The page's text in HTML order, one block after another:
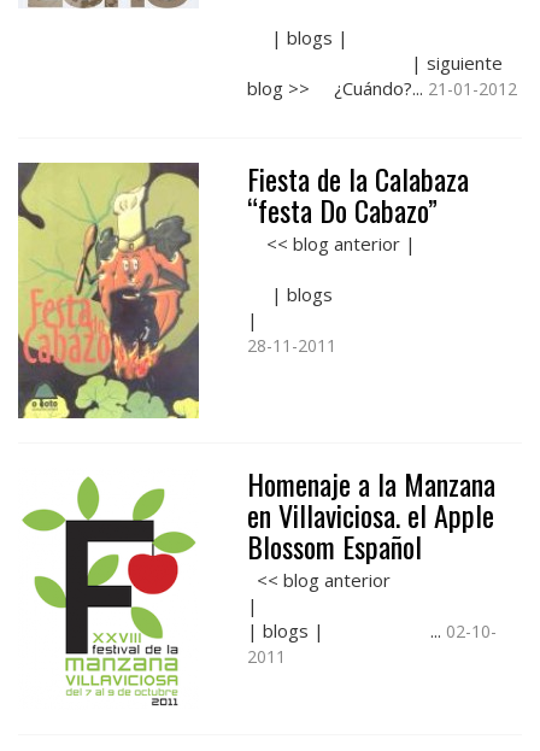
| blogs |
| siguiente
blog >> ¿Cuándo?... 21-01-2012
Fiesta de la Calabaza
“festa Do Cabazo”
<< blog anterior |
| blogs
|
28-11-2011
Homenaje a la Manzana
en Villaviciosa. el Apple
Blossom Español
<< blog anterior
| blogs | ... 02-10-
2011